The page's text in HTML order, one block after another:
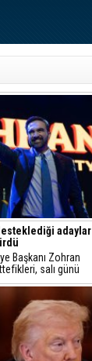
adaylar
Başkanı Zohran
salı günü
Kongre ön
başarı elde etti.